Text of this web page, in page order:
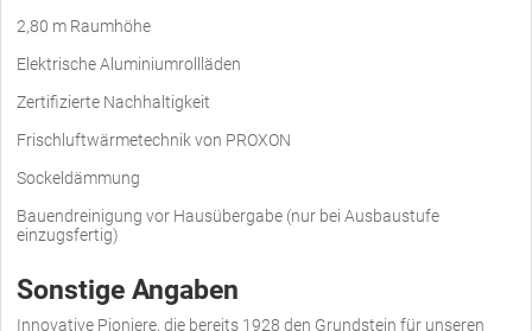
2,80 m Raumhöhe
Elektrische Aluminiumrollläden
Zertifizierte Nachhaltigkeit
Frischluftwärmetechnik von PROXON
Sockeldämmung
Bauendreinigung vor Hausübergabe (nur bei Ausbaustufe
einzugsfertig)
Sonstige Angaben
Innovative Pioniere, die bereits 1928 den Grundstein für unseren